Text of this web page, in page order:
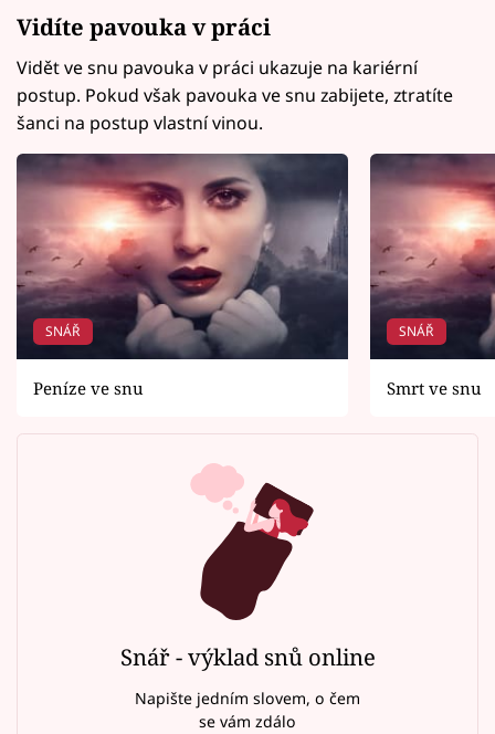
Vidíte pavouka v práci
Vidět ve snu pavouka v práci ukazuje na kariérní
postup. Pokud však pavouka ve snu zabijete, ztratíte
šanci na postup vlastní vinou.
SNÁŘ
Peníze ve snu
SNÁŘ
Smrt ve snu
Snář - výklad snů online
Napište jedním slovem, o čem
se vám zdálo